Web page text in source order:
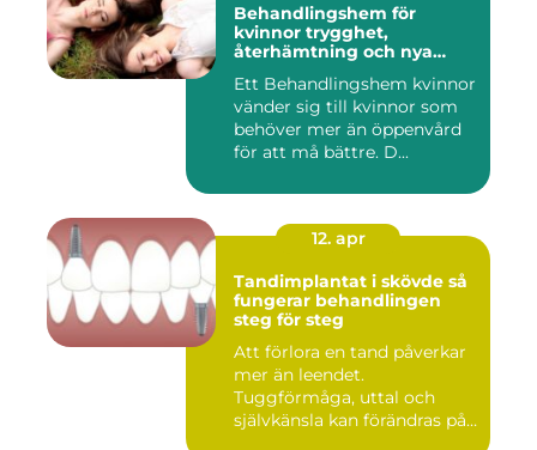
Behandlingshem för
kvinnor trygghet,
återhämtning och nya
Ett Behandlingshem kvinnor
vänder sig till kvinnor som
behöver mer än öppenvård
för att må bättre. D...
12. apr
Tandimplantat i skövde så
fungerar behandlingen
steg för steg
Att förlora en tand påverkar
mer än leendet.
Tuggförmåga, uttal och
självkänsla kan förändras på